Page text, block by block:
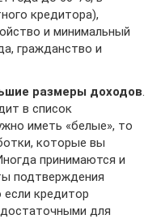
кредитора),
и минимальный
гражданство и
размеры доходов.
в список
иметь «белые», то
которые вы
принимаются и
подтверждения
кредитор
для